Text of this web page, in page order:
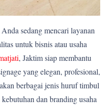
sedang mencari layanan
untuk bisnis atau usaha
, Jaktim siap membantu
yang elegan, profesional,
berbagai jenis huruf timbul
dan branding usaha